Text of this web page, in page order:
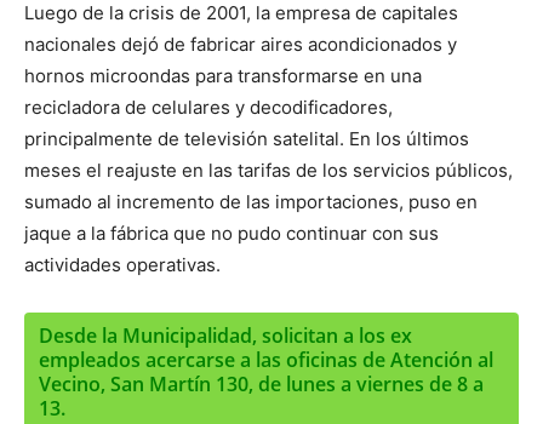
Luego de la crisis de 2001, la empresa de capitales
nacionales dejó de fabricar aires acondicionados y
hornos microondas para transformarse en una
recicladora de celulares y decodificadores,
principalmente de televisión satelital. En los últimos
meses el reajuste en las tarifas de los servicios públicos,
sumado al incremento de las importaciones, puso en
jaque a la fábrica que no pudo continuar con sus
actividades operativas.
Desde la Municipalidad, solicitan a los ex
empleados acercarse a las oficinas de Atención al
Vecino, San Martín 130, de lunes a viernes de 8 a
13.